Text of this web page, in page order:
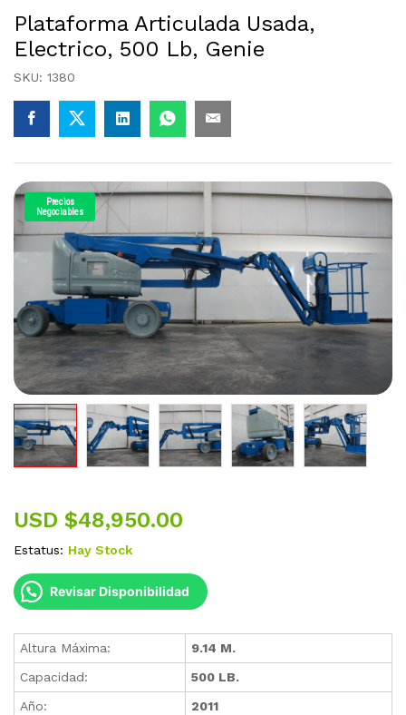
Plataforma Articulada Usada,
Electrico, 500 Lb, Genie
SKU: 1380
Precios
Negociables
USD $48,950.00
Estatus: Hay Stock
Revisar Disponibilidad
Altura Máxima:
9.14 M.
Capacidad:
500 LB.
Año:
2011